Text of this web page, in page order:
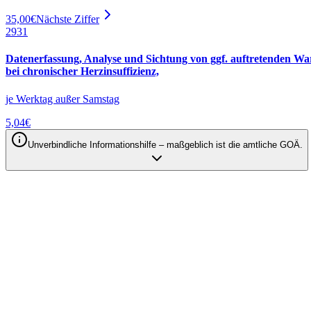
35,00€Nächste Ziffer
2931
Datenerfassung, Analyse und Sichtung von ggf. auftretenden
bei chronischer Herzinsuffizienz,
je Werktag außer Samstag
5,04€
Unverbindliche Informationshilfe – maßgeblich ist die amtliche GOÄ.